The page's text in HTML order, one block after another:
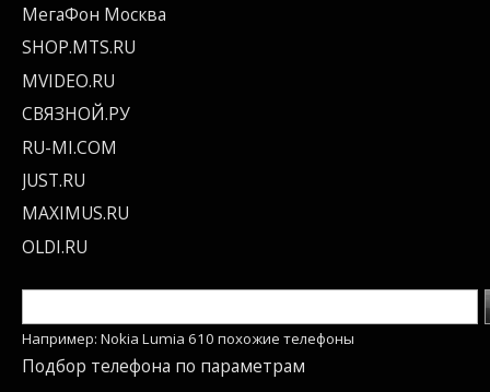
МегаФон Москва
SHOP.MTS.RU
MVIDEO.RU
СВЯЗНОЙ.РУ
RU-MI.COM
JUST.RU
MAXIMUS.RU
OLDI.RU
Например: Nokia Lumia 610 похожие телефоны
Подбор телефона по параметрам